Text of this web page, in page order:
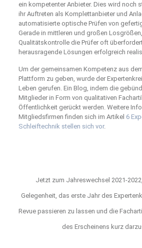
ein kompetenter Anbieter. Dies wird noch
ihr Auftreten als Komplettanbieter und
automatisierte optische Prüfen von
Gerade in mittleren und großen
Qualitätskontrolle die Prüfer oft
herausragende Lösungen erfolgreich
Um der gemeinsamen Kompetenz aus
Plattform zu geben, wurde der
Leben gerufen. Ein Blog, indem die
Mitglieder in Form von qualitativen
Öffentlichkeit gerückt werden. Weitere
Mitgliedsfirmen finden sich im Artikel 6
Schleiftechnik stellen sich vor.
Jetzt zum Jahreswechsel 2021-
Gelegenheit, das erste Jahr des
Revue passieren zu lassen und die
des Erscheinens kurz